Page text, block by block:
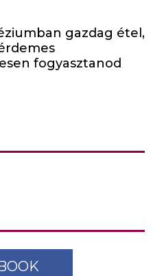
gazdag étel,
fogyasztanod